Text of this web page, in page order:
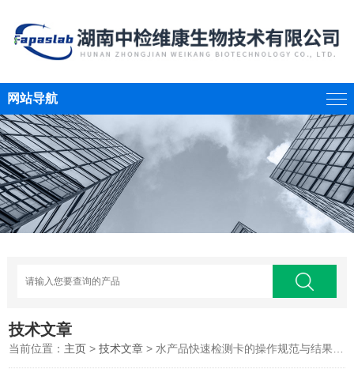
网站导航
技术文章
当前位置： 主页 >技术文章 > 水产品快速检测卡的操作规范与结果判读技巧